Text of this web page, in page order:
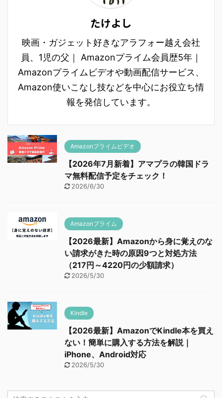
たけよし
映画・ガジェット好きなアラフォー越え会社
員、1児の父｜ Amazonプライム会員歴5年｜
Amazonプライムビデオや動画配信サービス、
Amazon使いこなし技などを中心にお役立ち情
報を発信しています。
Amazonプライムビデオ
【2026年7月新着】アマプラの韓国ドラ
マ無料配信予定をチェック！
2026/6/30
Amazonプライム
【2026最新】Amazonから身に覚えのな
い請求がきた時の原因9つと対処方法
（217円～4220円の少額請求）
2026/5/30
Kindle
【2026最新】AmazonでKindle本を買え
ない！簡単に購入する方法を解説｜
iPhone、Android対応
2026/5/30